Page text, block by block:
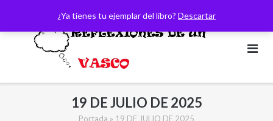
¿Ya tienes tu ejemplar del libro? Descartar
contenido
19 DE JULIO DE 2025
Portada » 19 DE JULIO DE 2025